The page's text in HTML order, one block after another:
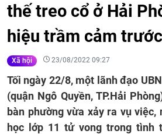
thế treo cổ ở Hải
hiệu trầm cảm
Xã hội 23/08/2022 09:27
Tối ngày 22/8, một lãnh đạo
(quận Ngô Quyền, TP.Hải
bàn phường vừa xảy ra vụ việc,
học lớp 11 tử vong trong tình